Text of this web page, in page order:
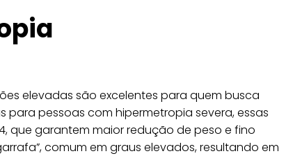
elevadas são excelentes para quem busca
pessoas com hipermetropia severa, essas
que garantem maior redução de peso e fino
comum em graus elevados, resultando em